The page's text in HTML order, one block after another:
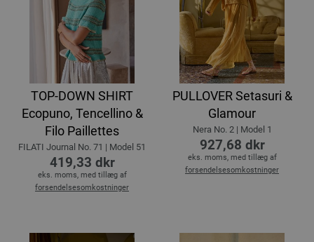
TOP-DOWN SHIRT
Ecopuno, Tencellino &
Filo Paillettes
FILATI Journal No. 71 | Model 51
419,33 dkr
eks. moms, med tillæg af
forsendelsesomkostninger
PULLOVER Setasuri &
Glamour
Nera No. 2 | Model 1
927,68 dkr
eks. moms, med tillæg af
forsendelsesomkostninger